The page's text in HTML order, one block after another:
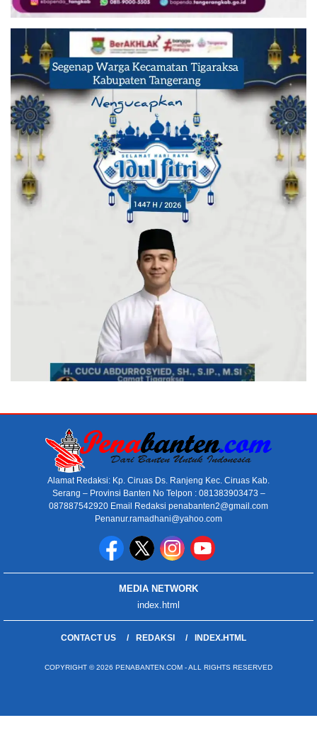
Alamat Redaksi: Kp. Ciruas Ds. Ranjeng Kec. Ciruas Kab.
Serang – Provinsi Banten No Telpon : 081383903473 –
087887542920 Email Redaksi penabanten2@gmail.com
Penanur.ramadhani@yahoo.com
MEDIA NETWORK
index.html
CONTACT US REDAKSI INDEX.HTML
COPYRIGHT © 2026 PENABANTEN.COM - ALL RIGHTS RESERVED